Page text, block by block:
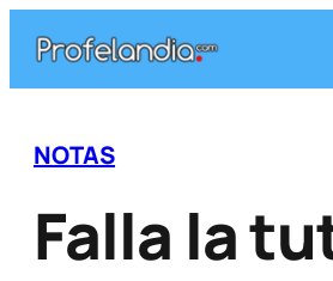
contenido
NOTAS
Falla la